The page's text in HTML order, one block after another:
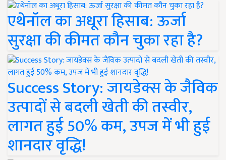
एथेनॉल का अधूरा हिसाब: ऊर्जा
सुरक्षा की कीमत कौन चुका रहा है?
Success Story: जायडेक्स के जैविक
उत्पादों से बदली खेती की तस्वीर,
लागत हुई 50% कम, उपज में भी हुई
शानदार वृद्धि!